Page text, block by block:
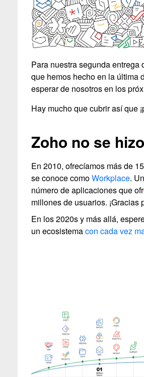
Para nuestra segunda entrega
que hemos hecho en la última
esperar de nosotros en los
Hay mucho que cubrir así que
Zoho no se
En 2010, ofrecíamos más de
se conoce comoWorkplace.
número de aplicaciones que
millones de usuarios.
En los 2020s y más allá,
un ecosistemacon cada vez